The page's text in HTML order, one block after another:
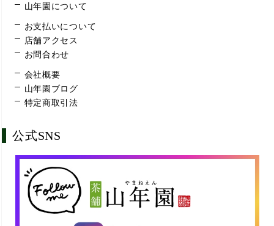
山年園について
お支払いについて
店舗アクセス
お問合わせ
会社概要
山年園ブログ
特定商取引法
公式SNS